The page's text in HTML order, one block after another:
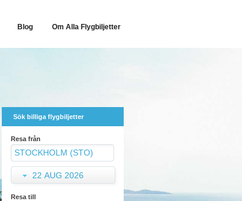
Blog Om Alla Flygbiljetter
Sök billiga flygbiljetter
Resa från
22 AUG 2026
Resa till